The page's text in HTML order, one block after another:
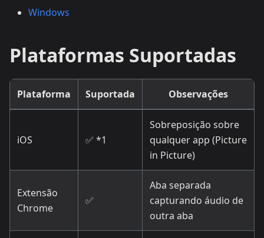
Windows
Plataformas Suportadas
Plataforma Suportada Observações
iOS ✅ *1
Sobreposição sobre
qualquer app (Picture
in Picture)
Extensão
Chrome
✅
Aba separada
capturando áudio de
outra aba